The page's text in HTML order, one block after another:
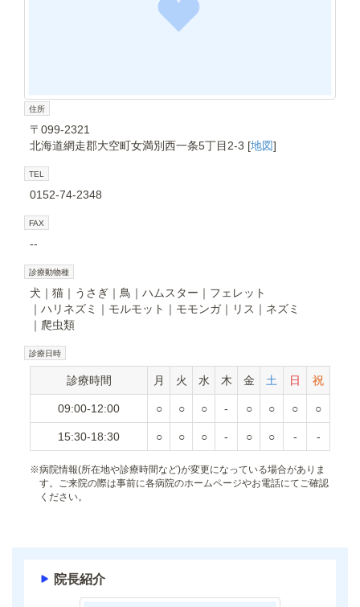
住所
〒099-2321
北海道網走郡大空町女満別西一条5丁目2-3 [地図]
TEL
0152-74-2348
FAX
--
診療動物種
犬 猫 うさぎ 鳥 ハムスター
フェレット
ハリネズミ
モルモット モモンガ リス
ネズミ
爬虫類
診療日時
診療時間 月 火 水 木 金 土 日 祝
09:00-12:00 ○ ○ ○ - ○ ○ ○ ○
15:30-18:30 ○ ○ ○ - ○ ○ - -
※病院情報(所在地や診療時間など)が変更になっている場合がありま
す。ご来院の際は事前に各病院のホームページやお電話にてご確認
ください。
院長紹介